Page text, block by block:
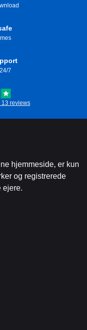
7
13 reviews
hjemmeside, er kun
og registrerede
ejere.